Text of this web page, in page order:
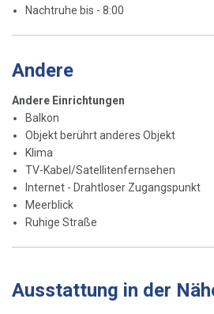
Nachtruhe bis - 8:00
Andere
Andere Einrichtungen
Balkon
Objekt berührt anderes Objekt
Klima
TV-Kabel/Satellitenfernsehen
Internet - Drahtloser Zugangspunkt
Meerblick
Ruhige Straße
Ausstattung in der